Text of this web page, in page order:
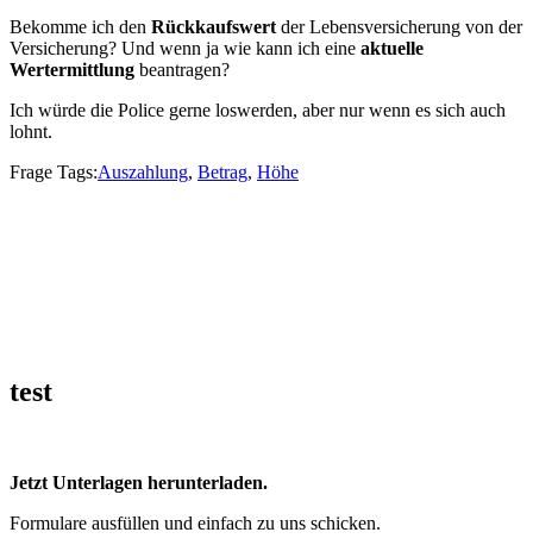
Bekomme ich den Rückkaufswert der Lebensversicherung von der
Versicherung? Und wenn ja wie kann ich eine aktuelle
Wertermittlung beantragen?
Ich würde die Police gerne loswerden, aber nur wenn es sich auch
lohnt.
Frage Tags:Auszahlung, Betrag, Höhe
test
Jetzt Unterlagen herunterladen.
Formulare ausfüllen und einfach zu uns schicken.